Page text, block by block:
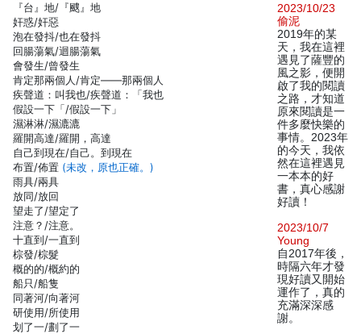
『台』地/『颼』地
奸惑/奸惡
泡在發抖/也在發抖
回腸蕩氣/迴腸蕩氣
會發生/曾發生
肯定那兩個人/肯定——那兩個人
疾聲道：叫我也/疾聲道：「我也
假設一下「/假設一下」
濕淋淋/濕漉漉
羅開高達/羅開，高達
自己到現在/自己。到現在
布置/佈置 (未改，原也正確。)
雨具/兩具
放同/放回
望走了/望定了
注意？/注意。
十直到/一直到
棕發/棕髮
概的的/概約的
船只/船隻
同著河/向著河
研使用/所使用
划了一/劃了一
2023/10/23
偷泥
2019年的某
天，我在這裡
遇見了薩豐的
風之影，便開
啟了我的閱讀
之路，才知道
原來閱讀是一
件多麼快樂的
事情。2023年
的今天，我依
然在這裡遇見
一本本的好
書，真心感謝
好讀！
2023/10/7
Young
自2017年後，
時隔六年才發
現好讀又開始
運作了，真的
充滿深深感
謝。